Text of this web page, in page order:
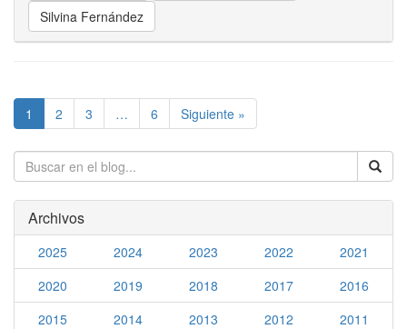
Silvina Fernández
1 2 3 … 6 Siguiente »
Archivos
2025 2024 2023 2022
2021
2020
2019 2018 2017
2016
2015
2014 2013 2012
2011